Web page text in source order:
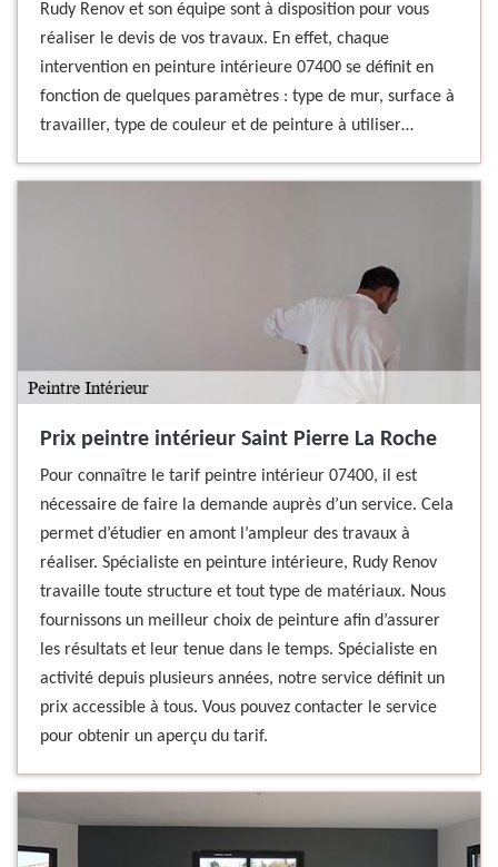
Rudy Renov et son équipe sont à disposition pour vous
réaliser le devis de vos travaux. En effet, chaque
intervention en peinture intérieure 07400 se définit en
fonction de quelques paramètres : type de mur, surface à
travailler, type de couleur et de peinture à utiliser…
Prix peintre intérieur Saint Pierre La Roche
Pour connaître le tarif peintre intérieur 07400, il est
nécessaire de faire la demande auprès d’un service. Cela
permet d’étudier en amont l’ampleur des travaux à
réaliser. Spécialiste en peinture intérieure, Rudy Renov
travaille toute structure et tout type de matériaux. Nous
fournissons un meilleur choix de peinture afin d’assurer
les résultats et leur tenue dans le temps. Spécialiste en
activité depuis plusieurs années, notre service définit un
prix accessible à tous. Vous pouvez contacter le service
pour obtenir un aperçu du tarif.